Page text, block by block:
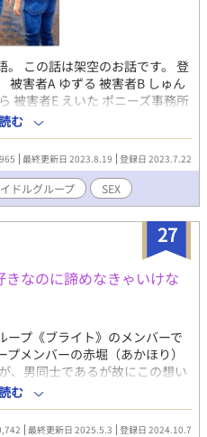
この話は架空のお話です。 登
被害者A ゆずる 被害者B しゅん
被害者E えいた ポニーズ事務所
加害者B 鈴木（マネージャー）
AGJ WORLD 海外メディア 毎
中村 毎朝テレビ 比嘉 週間毎週
む
最終更新日 2023.8.19 登録日 2023.7.22
ドルグループ SEX
27
なのに諦めなきゃいけな
プ《ブライト》のメンバーで
メンバーの赤堀（あかほり）
、男同士であるが故にこの想い
…。だから悟られないように気
っと片思いでもいいからアイツ
を知ってか知らずか赤堀は…。
む
最終更新日 2025.5.3 登録日 2024.10.7